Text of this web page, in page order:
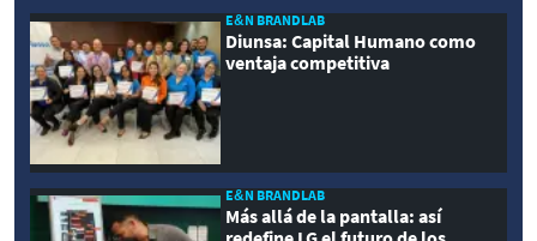
E&N BRANDLAB
Diunsa: Capital Humano como
ventaja competitiva
E&N BRANDLAB
Más allá de la pantalla: así